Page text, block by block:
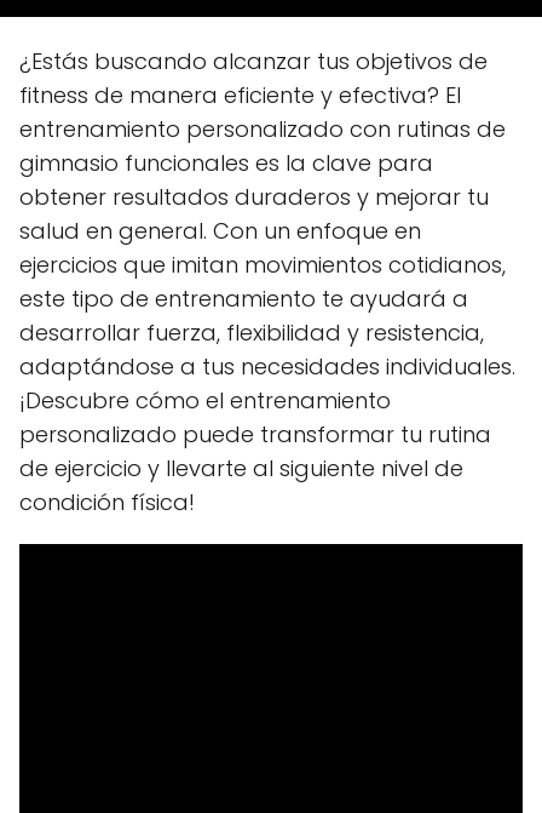
¿Estás buscando alcanzar tus objetivos de
fitness de manera eficiente y efectiva? El
entrenamiento personalizado con rutinas de
gimnasio funcionales es la clave para
obtener resultados duraderos y mejorar tu
salud en general. Con un enfoque en
ejercicios que imitan movimientos cotidianos,
este tipo de entrenamiento te ayudará a
desarrollar fuerza, flexibilidad y resistencia,
adaptándose a tus necesidades individuales.
¡Descubre cómo el entrenamiento
personalizado puede transformar tu rutina
de ejercicio y llevarte al siguiente nivel de
condición física!